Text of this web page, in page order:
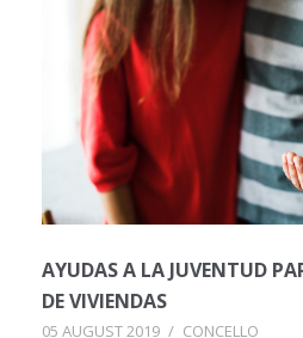
AYUDAS A LA JUVENTUD
DE VIVIENDAS
05 AUGUST 2019 / CONCELLO